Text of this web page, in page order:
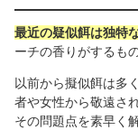
最近の疑似餌は独特
ーチの香りがするも
以前から擬似餌は多
者や女性から敬遠さ
その問題点を素早く